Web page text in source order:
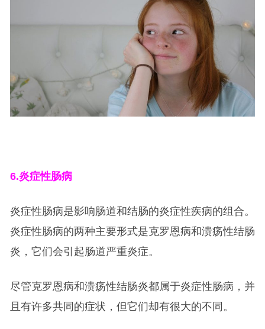
6.炎症性肠病
炎症性肠病是影响肠道和结肠的炎症性疾病的组合。
炎症性肠病的两种主要形式是克罗恩病和溃疡性结肠
炎，它们会引起肠道严重炎症。
尽管克罗恩病和溃疡性结肠炎都属于炎症性肠病，并
且有许多共同的症状，但它们却有很大的不同。